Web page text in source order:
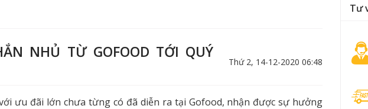
NHỦ TỪ GOFOOD TỚI QUÝ
Thứ 2, 14-12-2020 06:48
ưu đãi lớn chưa từng có đã diễn ra tại Gofood, nhận được sự hưởng
Tư